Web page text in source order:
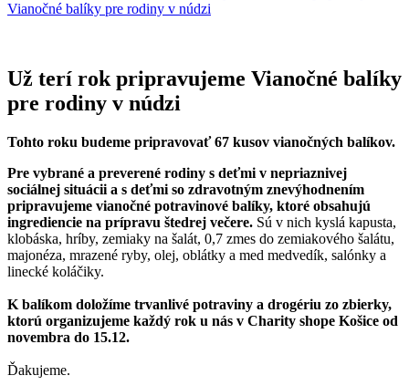
Vianočné balíky pre rodiny v núdzi
Už terí rok pripravujeme Vianočné balíky
pre rodiny v núdzi
Tohto roku budeme pripravovať 67 kusov vianočných balíkov.
Pre vybrané a preverené rodiny s deťmi v nepriaznivej
sociálnej situácii a s deťmi so zdravotným znevýhodnením
pripravujeme vianočné potravinové balíky, ktoré obsahujú
ingrediencie na prípravu štedrej večere. Sú v nich kyslá kapusta,
klobáska, hríby, zemiaky na šalát, 0,7 zmes do zemiakového šalátu,
majonéza, mrazené ryby, olej, oblátky a med medvedík, salónky a
linecké koláčiky.
K balíkom doložíme trvanlivé potraviny a drogériu zo zbierky,
ktorú organizujeme každý rok u nás v Charity shope Košice od
novembra do 15.12.
Ďakujeme.